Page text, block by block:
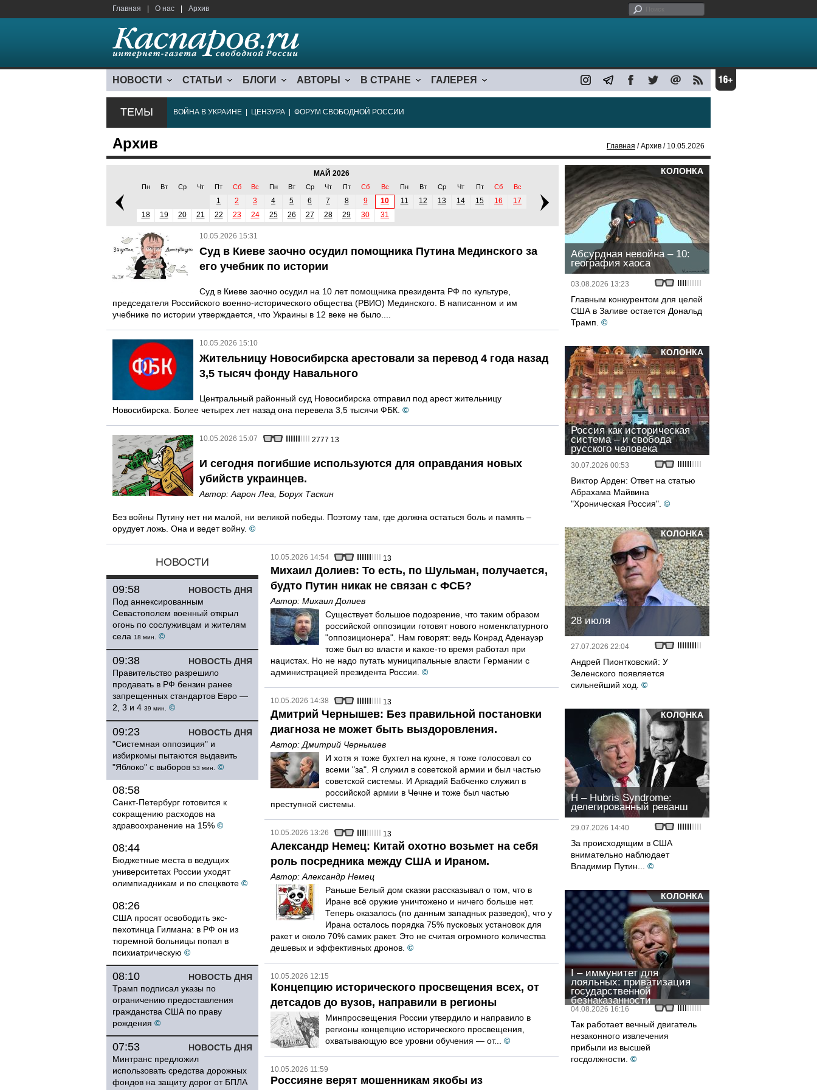
Главная О нас Архив
НОВОСТИ СТАТЬИ БЛОГИ АВТОРЫ В СТРАНЕ ГАЛЕРЕЯ
ТЕМЫ ВОЙНА В УКРАИНЕ ЦЕНЗУРА ФОРУМ СВОБОДНОЙ РОССИИ
Архив Главная / Архив / 10.05.2026
МАЙ 2026
Пн Вт Ср Чт Пт Сб Вс Пн Вт Ср Чт Пт Сб Вс Пн Вт Ср Чт Пт Сб Вс
1 2 3 4 5 6 7 8 9 10 11 12 13 14 15 16
17
18
19 20 21 22 23 24 25 26 27 28 29 30 31
10.05.2026 15:31
Суд в Киеве заочно осудил помощника Путина Мединского за
его учебник по истории
Суд в Киеве заочно осудил на 10 лет помощника президента РФ по культуре,
председателя Российского военно-исторического общества (РВИО) Мединского. В написанном и им
учебнике по истории утверждается, что Украины в 12 веке не было....
10.05.2026 15:10
Жительницу Новосибирска арестовали за перевод 4 года назад
3,5 тысяч фонду Навального
Центральный районный суд Новосибирска отправил под арест жительницу
Новосибирска. Более четырех лет назад она перевела 3,5 тысячи ФБК. ©
10.05.2026 15:07 2777 13
И сегодня погибшие используются для оправдания новых
убийств украинцев.
Автор: Аарон Леа Борух Таскин
Без войны Путину нет ни малой, ни великой победы. Поэтому там, где должна остаться боль и память –
орудует ложь. Она и ведет войну. ©
НОВОСТИ
НОВОСТЬ ДНЯ
09:58
Под аннексированным
Севастополем военный открыл
огонь по сослуживцам и жителям
села 18 мин. ©
НОВОСТЬ ДНЯ
09:38
Правительство разрешило
продавать в РФ бензин ранее
запрещенных стандартов Евро —
2, 3 и 4 39 мин. ©
НОВОСТЬ ДНЯ
09:23
"Системная оппозиция" и
избиркомы пытаются выдавить
"Яблоко" с выборов 53 мин. ©
08:58
Санкт-Петербург готовится к
сокращению расходов на
здравоохранение на 15% ©
08:44
Бюджетные места в ведущих
университетах России уходят
олимпиадникам и по спецквоте ©
08:26
США просят освободить экс-
пехотинца Гилмана: в РФ он из
тюремной больницы попал в
психиатрическую ©
НОВОСТЬ ДНЯ
08:10
Трамп подписал указы по
ограничению предоставления
гражданства США по праву
рождения ©
НОВОСТЬ ДНЯ
07:53
Минтранс предложил
использовать средства дорожных
фондов на защиту дорог от БПЛА
10.05.2026 14:54 13
Михаил Долиев: То есть, по Шульман, получается,
будто Путин никак не связан с ФСБ?
Автор: Михаил Долиев
Существует большое подозрение, что таким образом
российской оппозиции готовят нового номенклатурного
"оппозиционера". Нам говорят: ведь Конрад Аденауэр
тоже был во власти и какое-то время работал при
нацистах. Но не надо путать муниципальные власти Германии с
администрацией президента России. ©
10.05.2026 14:38 13
Дмитрий Чернышев: Без правильной постановки
диагноза не может быть выздоровления.
Автор: Дмитрий Чернышев
И хотя я тоже бухтел на кухне, я тоже голосовал со
всеми "за". Я служил в советской армии и был частью
советской системы. И Аркадий Бабченко служил в
российской армии в Чечне и тоже был частью
преступной системы.
10.05.2026 13:26 13
Александр Немец: Китай охотно возьмет на себя
роль посредника между США и Ираном.
Автор: Александр Немец
Раньше Белый дом сказки рассказывал о том, что в
Иране всё оружие уничтожено и ничего больше нет.
Теперь оказалось (по данным западных разведок), что у
Ирана осталось порядка 75% пусковых установок для
ракет и около 70% самих ракет. Это не считая огромного количества
дешевых и эффективных дронов. ©
10.05.2026 12:15
Концепцию исторического просвещения всех, от
детсадов до вузов, направили в регионы
Минпросвещения России утвердило и направило в
регионы концепцию исторического просвещения,
охватывающую все уровни обучения — от...
©
10.05.2026 11:59
Россияне верят мошенникам якобы из
КОЛОНКА
Абсурдная невойна – 10:
география хаоса
03.08.2026 13:23
Главным конкурентом для целей
США в Заливе остается Дональд
Трамп. ©
КОЛОНКА
Россия как историческая
система – и свобода
русского человека
30.07.2026 00:53
Виктор Арден: Ответ на статью
Абрахама Майвина
"Хроническая Россия". ©
КОЛОНКА
28 июля
27.07.2026 22:04
Андрей Пионтковский: У
Зеленского появляется
сильнейший ход. ©
КОЛОНКА
H – Hubris Syndrome:
делегированный реванш
29.07.2026 14:40
За происходящим в США
внимательно наблюдает
Владимир Путин...
©
КОЛОНКА
I – иммунитет для
лояльных: приватизация
государственной
безнаказанности
04.08.2026 16:16
Так работает вечный двигатель
незаконного извлечения
прибыли из высшей
госдолжности. ©